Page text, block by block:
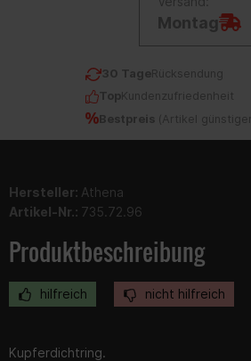
Montag
30 TageRücksendung
TopKundenzufriedenheit
Bestpreis ( Artikel
Hersteller: Athena
Artikel-Nr.: 735.72.96
Produktbeschreibung
hilfreich nicht hilfreich
Kupferdichtring.